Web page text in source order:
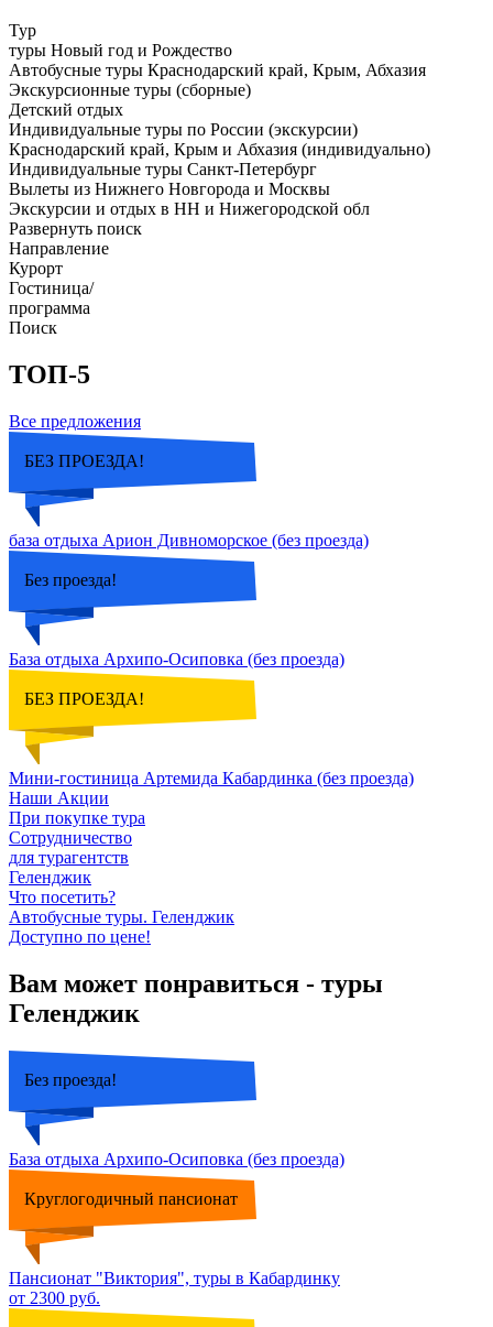
Тур
туры Новый год и Рождество
Автобусные туры Краснодарский край, Крым, Абхазия
Экскурсионные туры (сборные)
Детский отдых
Индивидуальные туры по России (экскурсии)
Краснодарский край, Крым и Абхазия (индивидуально)
Индивидуальные туры Санкт-Петербург
Вылеты из Нижнего Новгорода и Москвы
Экскурсии и отдых в НН и Нижегородской обл
Развернуть поиск
Направление
Курорт
Гостиница/
программа
Поиск
ТОП-5
Все предложения
БЕЗ ПРОЕЗДА!
база отдыха Арион Дивноморское (без проезда)
Без проезда!
База отдыха Архипо-Осиповка (без проезда)
БЕЗ ПРОЕЗДА!
Мини-гостиница Артемида Кабардинка (без проезда)
Наши Акции
При покупке тура
Сотрудничество
для турагентств
Геленджик
Что посетить?
Автобусные туры. Геленджик
Доступно по цене!
Вам может понравиться - туры
Геленджик
Без проезда!
База отдыха Архипо-Осиповка (без проезда)
Круглогодичный пансионат
Пансионат "Виктория", туры в Кабардинку
от 2300 руб.